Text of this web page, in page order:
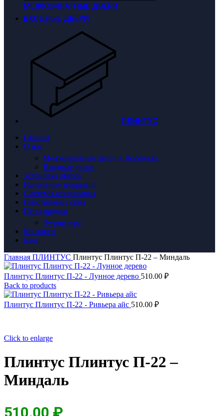
МЕЖКОМНАТНЫЕ ДВЕРИ
ВХОДНЫЕ ДВЕРИ
ПЛИНТУС
Главная
О нас
Межкомнатные двери в Воронеже
Входные двери
Установка дверей
Напольные покрытия
Системы открывания
Пластиковые окна
Перегородки
Фурнитура
Контакты
Блог
Главная ПЛИНТУС Плинтус Плинтус П-22 – Миндаль
Плинтус Плинтус П-22 - Лунное дерево 510.00 ₽
Back to products
Плинтус Плинтус П-22 - Ривьера айс 510.00 ₽
Click to enlarge
Плинтус Плинтус П-22 –
Миндаль
510.00 ₽